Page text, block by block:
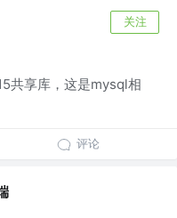
关注
共享库，这是mysql相
评论